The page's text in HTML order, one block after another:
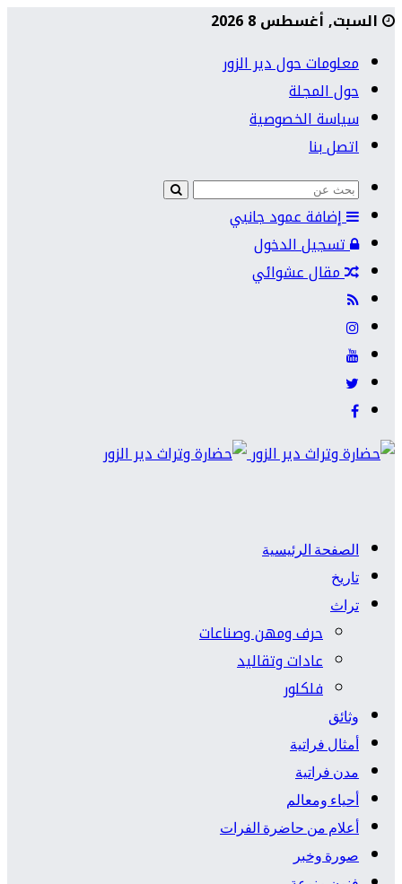
السبت, أغسطس 8 2026
معلومات حول دير الزور
حول المجلة
سياسة الخصوصية
اتصل بنا
إضافة عمود جانبي
تسجيل الدخول
مقال عشوائي
الصفحة الرئيسية
تاريخ
تراث
حرف ومهن وصناعات
عادات وتقاليد
فلكلور
وثائق
أمثال فراتية
مدن فراتية
أحياء ومعالم
أعلام من حاضرة الفرات
صورة وخبر